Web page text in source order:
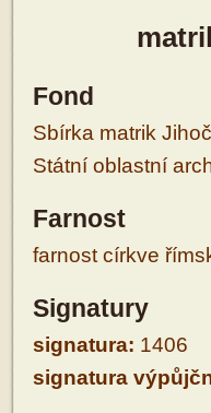
Fond
Sbírka matrik
Státní oblastní
Farnost
farnost církve
Signatury
signatura: 1406
signatura